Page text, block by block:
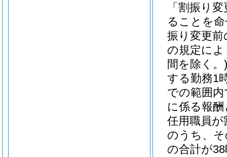
「割振り
ることを
振り変更
の規定に
間を除く。)
する勤務1
での範囲
に係る報
任用職員
のうち、
の合計が